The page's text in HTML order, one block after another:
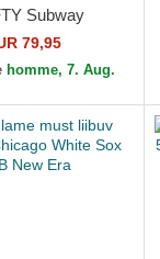
Subway
York Yankees
79,95
homme, 7. Aug.